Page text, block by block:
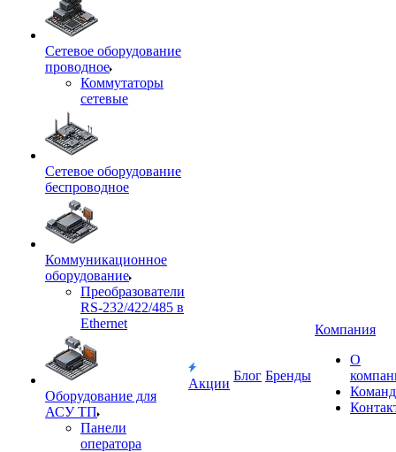
Сетевое оборудование
проводное
Коммутаторы
сетевые
Сетевое оборудование
беспроводное
Коммуникационное
оборудование
Преобразователи
RS-232/422/485 в
Ethernet
Оборудование для
АСУ ТП
Панели
оператора
Акции
Блог Бренды
Компания
О